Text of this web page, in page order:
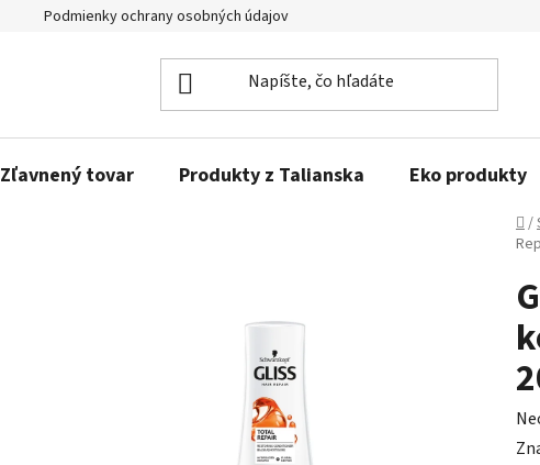
Podmienky ochrany osobných údajov
Zľavnený tovar Produkty z Talianska Eko produkty
/